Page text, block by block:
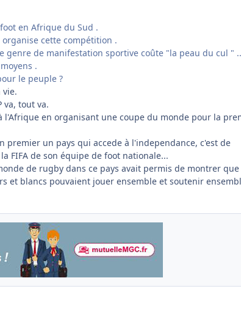
en Afrique du Sud .
cette compétition .
genre de manifestation sportive coûte "la peau du cul "
.
le peuple ?
vie.
va, tout va.
l'Afrique en organisant une coupe du monde pour la
premier un pays qui accede à l'independance, c'est de
FIFA de son équipe de foot nationale...
de rugby dans ce pays avait permis de montrer
et blancs pouvaient jouer ensemble et soutenir